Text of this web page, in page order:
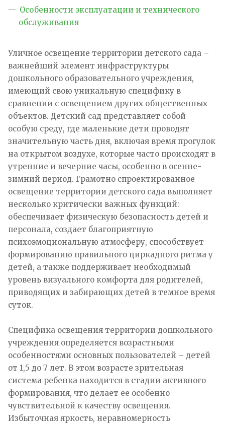
Особенности эксплуатации и технического
обслуживания
Уличное освещение территории детского сада –
важнейший элемент инфраструктуры
дошкольного образовательного учреждения,
имеющий свою уникальную специфику в
сравнении с освещением других общественных
объектов. Детский сад представляет собой
особую среду, где маленькие дети проводят
значительную часть дня, включая время прогулок
на открытом воздухе, которые часто происходят в
утренние и вечерние часы, особенно в осенне-
зимний период. Грамотно спроектированное
освещение территории детского сада выполняет
несколько критически важных функций:
обеспечивает физическую безопасность детей и
персонала, создает благоприятную
психоэмоциональную атмосферу, способствует
формированию правильного циркадного ритма у
детей, а также поддерживает необходимый
уровень визуального комфорта для родителей,
приводящих и забирающих детей в темное время
суток.
Специфика освещения территории дошкольного
учреждения определяется возрастными
особенностями основных пользователей – детей
от 1,5 до 7 лет. В этом возрасте зрительная
система ребенка находится в стадии активного
формирования, что делает ее особенно
чувствительной к качеству освещения.
Избыточная яркость, неравномерность